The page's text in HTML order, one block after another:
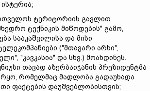
ტერიტორიის გავლით
ტექნიკის მიწოდების" გამო,
სააკაშვილისა და მისი
("მთავარი არხი",
"კავკასია" და სხვ.) მოახდინეს.
თავად აზერბაიჯანის პრეზიდენტმა
რომელმაც მადლობა გადაუხადა
ფაქტების დაუშვებლობისთვის;